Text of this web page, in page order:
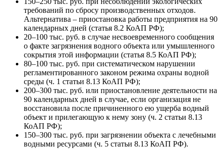
требований по сбросу производственных отходов.
Альтернатива – приостановка работы предприятия на 90
календарных дней (статья 8.2 КоАП РФ);
20–100 тыс. руб. в случае несвоевременного сообщения
о факте загрязнения водного объекта или умышленного
сокрытия этой информации (статья 8.5 КоАП РФ);
80–100 тыс. руб. при систематическом нарушении
регламентированного законом режима охраны водной
среды (ч. 1 статьи 8.13 КоАП РФ);
200–300 тыс. руб. или приостановление деятельности на
90 календарных дней в случае, если организация не
восстановила после причиненного ею ущерба водный
объект и прилегающую к нему зону (ч. 2 статьи 8.13
КоАП РФ);
150–300 тыс. руб. при загрязнении объекта с лечебными
водными ресурсами (ч. 5 статьи 8.13 КоАП РФ).